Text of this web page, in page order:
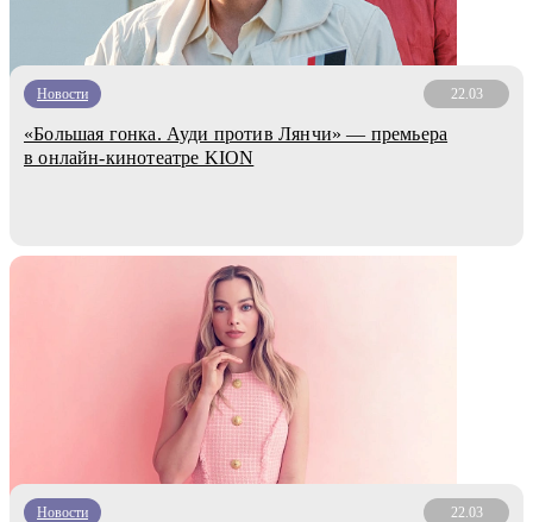
Новости 22.03
«Большая гонка. Ауди против Лянчи» — премьера
в онлайн-кинотеатре KION
Новости 22.03